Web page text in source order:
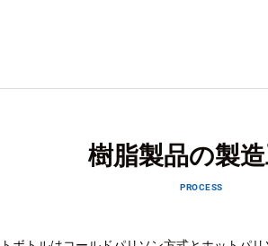
樹脂製品の製
PROCESS